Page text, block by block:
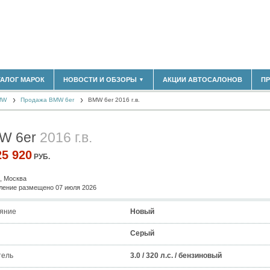
(14304)
МАРОК НОВОСТИ И ОБЗОРЫ ▼
НОВОСТИ РЫНКА
МАТЕРИАЛЫ ПАРТНЕРОВ
АКЦИИ АВТОСАЛОНОВ
Продажа BMW 6er BMW 6er 2016 г.в.
6er 2016 г.в.
920 РУБ.
Москва
размещено 07 июля 2026
Новый
Серый
3.0 / 320 л.с. / бензиновый